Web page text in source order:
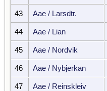
43 Aae / Larsdtr.
44 Aae / Lian
45 Aae / Nordvik
46 Aae / Nybjerkan
47 Aae / Reinskleiv